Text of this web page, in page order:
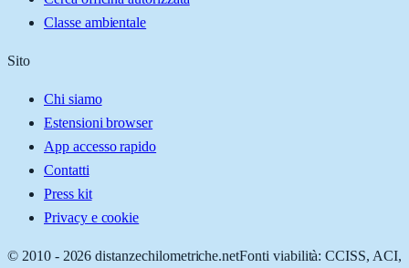
Classe ambientale
Sito
Chi siamo
Estensioni browser
App accesso rapido
Contatti
Press kit
Privacy e cookie
© 2010 - 2026 distanzechilometriche.netFonti viabilità: CCISS, ACI,